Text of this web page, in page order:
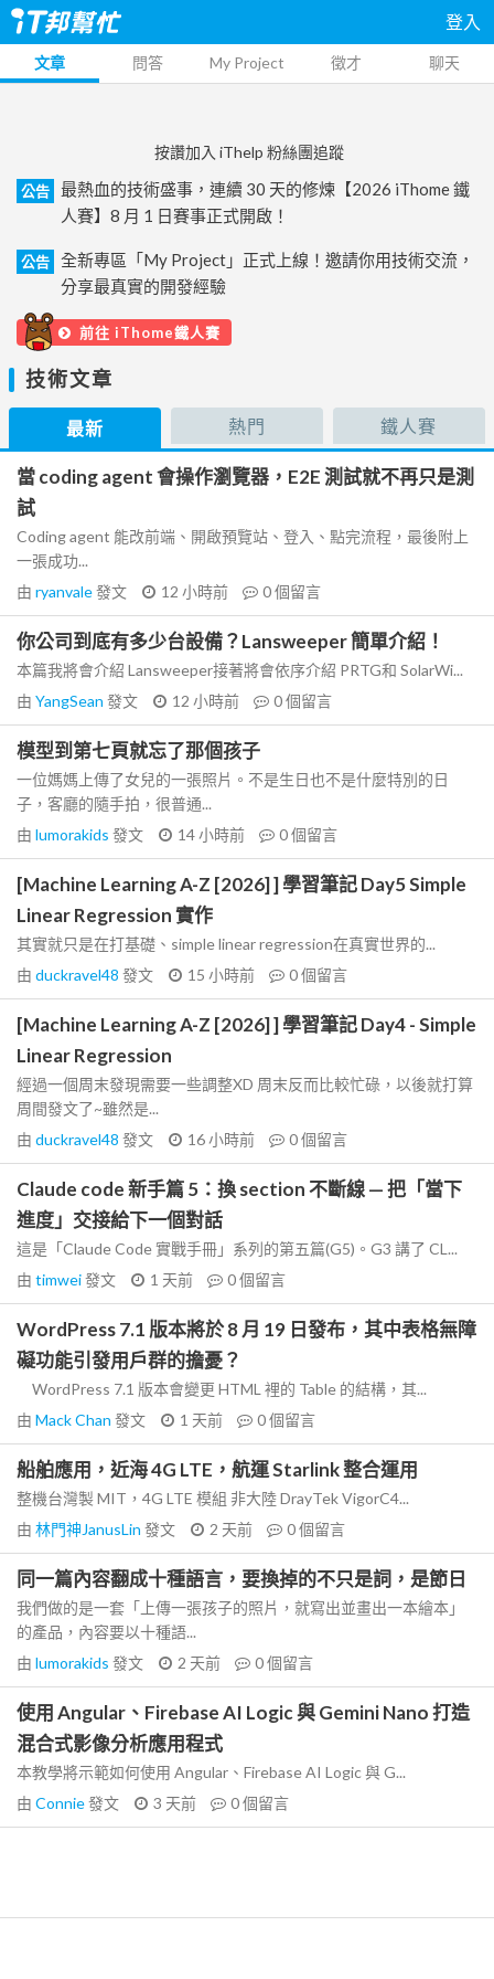
登入
文章 問答 My Project 徵才 聊天
按讚加入 iThelp 粉絲團追蹤
公告
最熱血的技術盛事，連續 30 天的修煉【2026 iThome 鐵
人賽】8 月 1 日賽事正式開啟！
公告
全新專區「My Project」正式上線！邀請你用技術交流，
分享最真實的開發經驗
前往 iThome鐵人賽
技術文章
最新 熱門 鐵人賽
當 coding agent 會操作瀏覽器，E2E 測試就不再只是測
試
Coding agent 能改前端、開啟預覽站、登入、點完流程，最後附上
一張成功...
由 ryanvale發文 12 小時前 0個留言
你公司到底有多少台設備？Lansweeper 簡單介紹！
本篇我將會介紹 Lansweeper接著將會依序介紹 PRTG和 SolarWi...
由 YangSean 發文 12 小時前 0個留言
模型到第七頁就忘了那個孩子
一位媽媽上傳了女兒的一張照片。不是生日也不是什麼特別的日
子，客廳的隨手拍，很普通...
由 lumorakids 發文 14 小時前 0個留言
[Machine Learning A-Z [2026] ] 學習筆記 Day5 Simple
Linear Regression 實作
其實就只是在打基礎、simple linear regression在真實世界的...
由 duckravel48 發文 15 小時前 0個留言
[Machine Learning A-Z [2026] ] 學習筆記 Day4 - Simple
Linear Regression
經過一個周末發現需要一些調整XD 周末反而比較忙碌，以後就打算
周間發文了~雖然是...
由 duckravel48 發文 16 小時前 0個留言
Claude code 新手篇 5：換 section 不斷線 — 把「當下
進度」交接給下一個對話
這是「Claude Code 實戰手冊」系列的第五篇(G5)。G3 講了 CL...
由 timwei發文 1 天前 0個留言
WordPress 7.1 版本將於 8 月 19 日發布，其中表格無障
礙功能引發用戶群的擔憂？
WordPress 7.1 版本會變更 HTML 裡的 Table 的結構，其...
由 Mack Chan 發文 1 天前 0個留言
船舶應用，近海 4G LTE，航運 Starlink 整合運用
整機台灣製 MIT，4G LTE 模組 非大陸 DrayTek VigorC4...
由 林門神JanusLin 發文 2 天前 0個留言
同一篇內容翻成十種語言，要換掉的不只是詞，是節日
我們做的是一套「上傳一張孩子的照片，就寫出並畫出一本繪本」
的產品，內容要以十種語...
由 lumorakids 發文 2 天前 0個留言
使用 Angular、Firebase AI Logic 與 Gemini Nano 打造
混合式影像分析應用程式
本教學將示範如何使用 Angular、Firebase AI Logic 與 G...
由 Connie發文 3 天前 0個留言